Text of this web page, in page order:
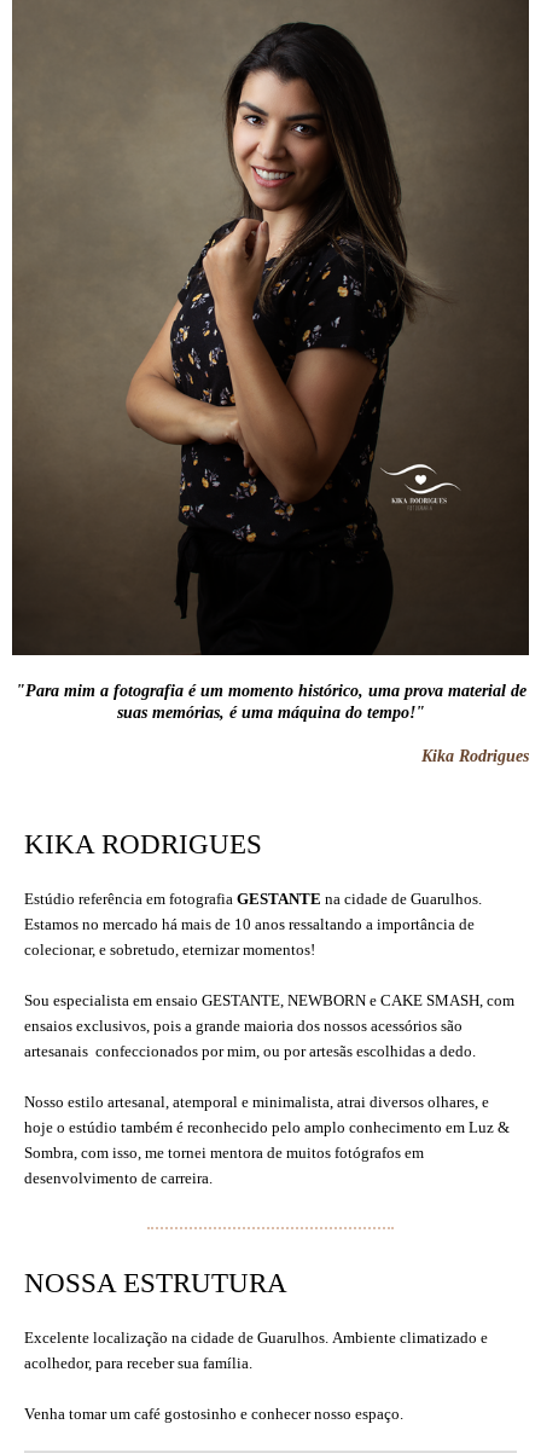
"Para mim a fotografia é um momento histórico, uma prova material de
suas memórias, é uma máquina do tempo!"
Kika Rodrigues
KIKA RODRIGUES
Estúdio referência em fotografia GESTANTE na cidade de Guarulhos.
Estamos no mercado há mais de 10 anos ressaltando a importância de
colecionar, e sobretudo, eternizar momentos!
Sou especialista em ensaio GESTANTE, NEWBORN e CAKE SMASH, com
ensaios exclusivos, pois a grande maioria dos nossos acessórios são
artesanais confeccionados por mim, ou por artesãs escolhidas a dedo.
Nosso estilo artesanal, atemporal e minimalista, atrai diversos olhares, e
hoje o estúdio também é reconhecido pelo amplo conhecimento em Luz &
Sombra, com isso, me tornei mentora de muitos fotógrafos em
desenvolvimento de carreira.
NOSSA ESTRUTURA
Excelente localização na cidade de Guarulhos. Ambiente climatizado e
acolhedor, para receber sua família.
Venha tomar um café gostosinho e conhecer nosso espaço.